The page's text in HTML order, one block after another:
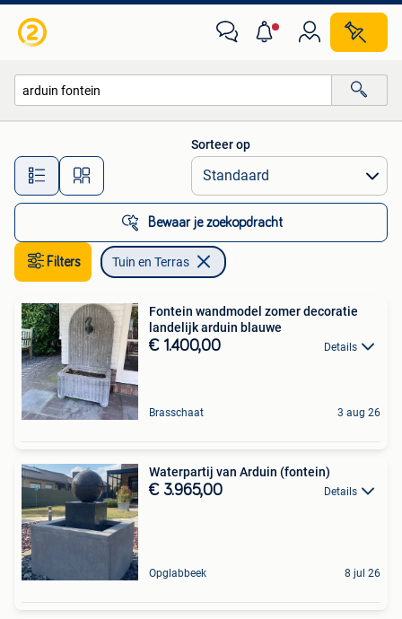
Alle afstanden…
Sorteer op
Bewaar je zoekopdracht
Filters Tuin en Terras
Fontein wandmodel zomer decoratie
landelijk arduin blauwe
€ 1.400,00 Details
Brasschaat 3 aug 26
Waterpartij van Arduin (fontein)
€ 3.965,00 Details
Opglabbeek 8 jul 26